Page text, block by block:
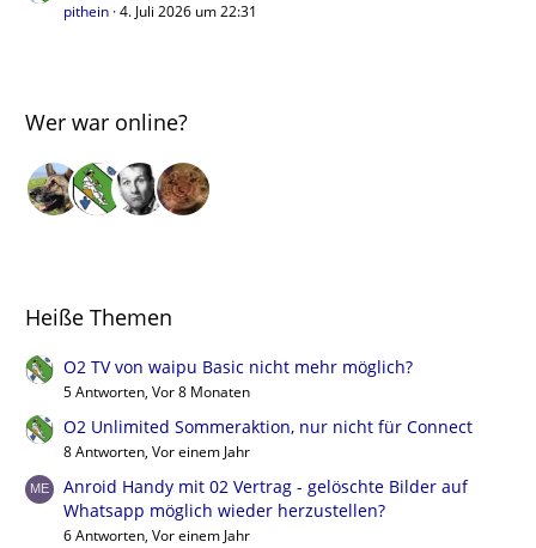
pithein 4. Juli 2026 um 22:31
Wer war online?
Heiße Themen
O2 TV von waipu Basic nicht mehr möglich?
5 Antworten, Vor 8 Monaten
O2 Unlimited Sommeraktion, nur nicht für Connect
8 Antworten, Vor einem Jahr
Anroid Handy mit 02 Vertrag - gelöschte Bilder auf
Whatsapp möglich wieder herzustellen?
6 Antworten, Vor einem Jahr